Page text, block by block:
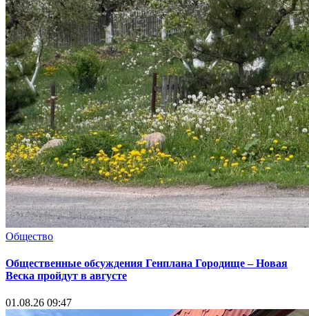
Общество
Общественные обсуждения Генплана Городище – Новая
Веска пройдут в августе
01.08.26 09:47